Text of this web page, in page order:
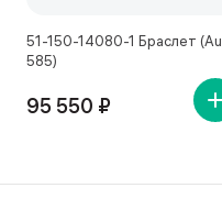
51-150-14080-1 Браслет (Au
585)
95 550 ₽